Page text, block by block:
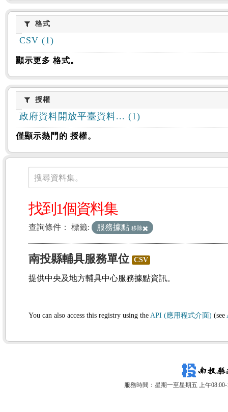
格式格式
CSV (1)
顯示更多 格式。
授權授權
政府資料開放平臺資料... (1)
僅顯示熱門的 授權。
資料集
搜尋資料集。
找到1個資料集
查詢條件： 標籤: 服務據點 移除
南投縣輔具服務單位 CSV
提供中央及地方輔具中心服務據點資訊。
You can also access this registry using the API (應用程式介面) (see
服務時間：星期一至星期五 上午